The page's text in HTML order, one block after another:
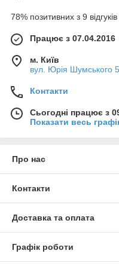
78% позитивних з 9 відгуків
Працює з 07.04.2016
м. Київ
вул. Юрія Шумського
Контакти
Сьогодні працює з
Показати весь
Про нас
Контакти
Доставка та оплата
Графік роботи